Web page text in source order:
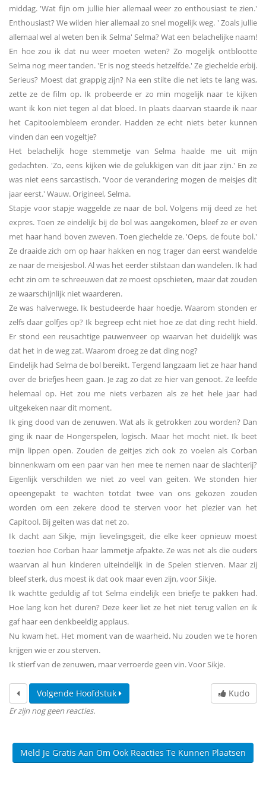
middag. 'Wat fijn om jullie hier allemaal weer zo enthousiast te zien.'
Enthousiast? We wilden hier allemaal zo snel mogelijk weg. ' Zoals jullie
allemaal wel al weten ben ik Selma' Selma? Wat een belachelijke naam!
En hoe zou ik dat nu weer moeten weten? Zo mogelijk ontblootte
Selma nog meer tanden. 'Er is nog steeds hetzelfde.' Ze giechelde erbij.
Serieus? Moest dat grappig zijn? Na een stilte die net iets te lang was,
zette ze de film op. Ik probeerde er zo min mogelijk naar te kijken
want ik kon niet tegen al dat bloed. In plaats daarvan staarde ik naar
het Capitoolembleem eronder. Hadden ze echt niets beter kunnen
vinden dan een vogeltje?
Het belachelijk hoge stemmetje van Selma haalde me uit mijn
gedachten. 'Zo, eens kijken wie de gelukkigen van dit jaar zijn.' En ze
was niet eens sarcastisch. 'Voor de verandering mogen de meisjes dit
jaar eerst.' Wauw. Origineel, Selma.
Stapje voor stapje waggelde ze naar de bol. Volgens mij deed ze het
expres. Toen ze eindelijk bij de bol was aangekomen, bleef ze er even
met haar hand boven zweven. Toen giechelde ze. 'Oeps, de foute bol.'
Ze draaide zich om op haar hakken en nog trager dan eerst wandelde
ze naar de meisjesbol. Al was het eerder stilstaan dan wandelen. Ik had
echt zin om te schreeuwen dat ze moest opschieten, maar dat zouden
ze waarschijnlijk niet waarderen.
Ze was halverwege. Ik bestudeerde haar hoedje. Waarom stonden er
zelfs daar golfjes op? Ik begreep echt niet hoe ze dat ding recht hield.
Er stond een reusachtige pauwenveer op waarvan het duidelijk was
dat het in de weg zat. Waarom droeg ze dat ding nog?
Eindelijk had Selma de bol bereikt. Tergend langzaam liet ze haar hand
over de briefjes heen gaan. Je zag zo dat ze hier van genoot. Ze leefde
helemaal op. Het zou me niets verbazen als ze het hele jaar had
uitgekeken naar dit moment.
Ik ging dood van de zenuwen. Wat als ik getrokken zou worden? Dan
ging ik naar de Hongerspelen, logisch. Maar het mocht niet. Ik beet
mijn lippen open. Zouden de geitjes zich ook zo voelen als Corban
binnenkwam om een paar van hen mee te nemen naar de slachterij?
Eigenlijk verschilden we niet zo veel van geiten. We stonden hier
opeengepakt te wachten totdat twee van ons gekozen zouden
worden om een zekere dood te sterven voor het plezier van het
Capitool. Bij geiten was dat net zo.
Ik dacht aan Sikje, mijn lievelingsgeit, die elke keer opnieuw moest
toezien hoe Corban haar lammetje afpakte. Ze was net als die ouders
waarvan al hun kinderen uiteindelijk in de Spelen stierven. Maar zij
bleef sterk, dus moest ik dat ook maar even zijn, voor Sikje.
Ik wachtte geduldig af tot Selma eindelijk een briefje te pakken had.
Hoe lang kon het duren? Deze keer liet ze het niet terug vallen en ik
gaf haar een denkbeeldig applaus.
Nu kwam het. Het moment van de waarheid. Nu zouden we te horen
krijgen wie er zou sterven.
Ik stierf van de zenuwen, maar verroerde geen vin. Voor Sikje.
Kudo
Volgende Hoofdstuk
Er zijn nog geen reacties.
Meld Je Gratis Aan Om Ook Reacties Te Kunnen Plaatsen